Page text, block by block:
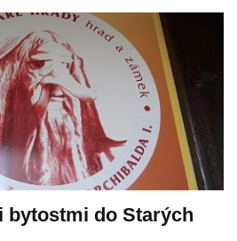
bytostmi do Starých